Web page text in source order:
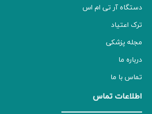
دستگاه آر تی ام اس
ترک اعتیاد
مجله پزشکی
درباره ما
تماس با ما
اطلاعات تماس